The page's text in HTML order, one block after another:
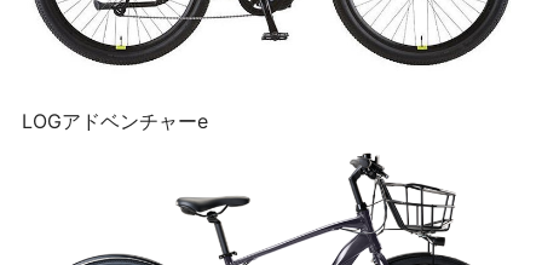
LOGアドベンチャーe